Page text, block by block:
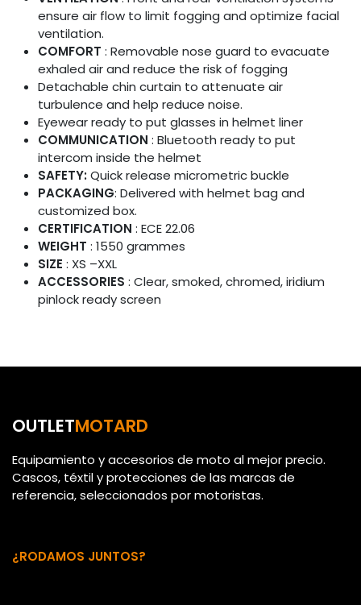
ensure air flow to limit fogging and optimize facial
ventilation.
COMFORT : Removable nose guard to evacuate
exhaled air and reduce the risk of fogging
Detachable chin curtain to attenuate air
turbulence and help reduce noise.
Eyewear ready to put glasses in helmet liner
COMMUNICATION : Bluetooth ready to put
intercom inside the helmet
SAFETY:Quick release micrometric buckle
PACKAGING: Delivered with helmet bag and
customized box.
CERTIFICATION : ECE 22.06
WEIGHT : 1550 grammes
SIZE : XS –XXL
ACCESSORIES : Clear, smoked, chromed, iridium
pinlock ready screen
OUTLETMOTARD
Equipamiento y accesorios de moto al mejor precio.
Cascos, téxtil y protecciones de las marcas de
referencia, seleccionados por motoristas.
¿RODAMOS JUNTOS?